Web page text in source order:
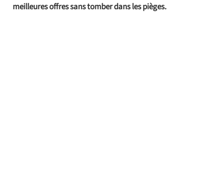
meilleures offres sans tomber dans les pièges.